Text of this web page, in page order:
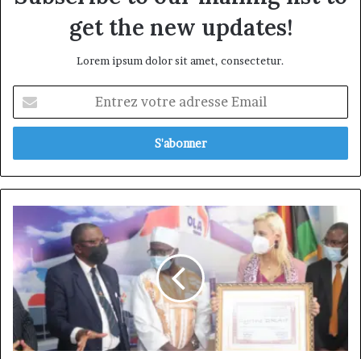
get the new updates!
Lorem ipsum dolor sit amet, consectetur.
votre
adresse
Excellence
managériale
dans
secteur
de
distribution
et